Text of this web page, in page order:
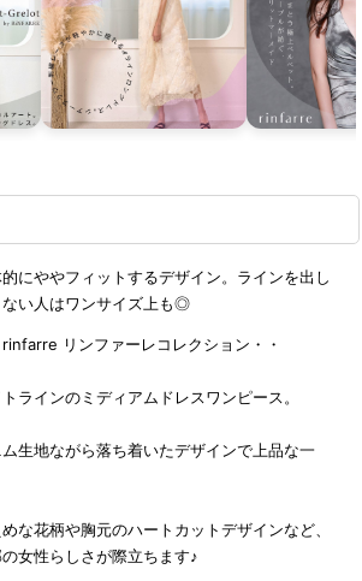
にややフィットするデザイン。ラインを出し
ない人はワンサイズ上も◎
rinfarre リンファーレコレクション・・
ラインのミディアムドレスワンピース。
生地ながら落ち着いたデザインで上品な一
な花柄や胸元のハートカットデザインなど、
女性らしさが際立ちます♪